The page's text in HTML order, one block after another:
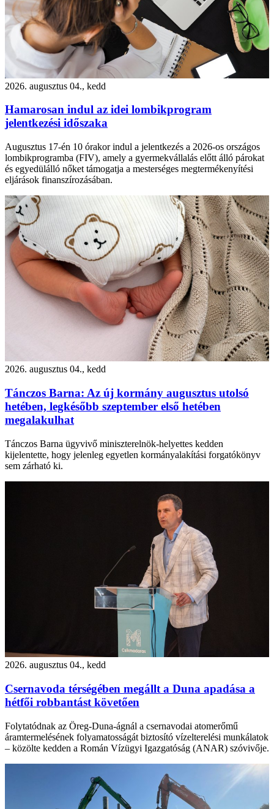
2026. augusztus 04., kedd
Hamarosan indul az idei lombikprogram
jelentkezési időszaka
Augusztus 17-én 10 órakor indul a jelentkezés a 2026-os országos
lombikprogramba (FIV), amely a gyermekvállalás előtt álló párokat
és egyedülálló nőket támogatja a mesterséges megtermékenyítési
eljárások finanszírozásában.
2026. augusztus 04., kedd
Tánczos Barna: Az új kormány augusztus utolsó
hetében, legkésőbb szeptember első hetében
megalakulhat
Tánczos Barna ügyvivő miniszterelnök-helyettes kedden
kijelentette, hogy jelenleg egyetlen kormányalakítási forgatókönyv
sem zárható ki.
2026. augusztus 04., kedd
Csernavoda térségében megállt a Duna apadása a
hétfői robbantást követően
Folytatódnak az Öreg-Duna-ágnál a csernavodai atomerőmű
áramtermelésének folyamatosságát biztosító vízelterelési munkálatok
– közölte kedden a Román Vízügyi Igazgatóság (ANAR) szóvivője.